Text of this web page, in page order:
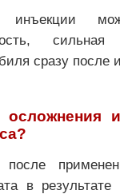
инъекции
сразу после
осложнения
в